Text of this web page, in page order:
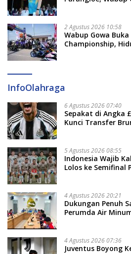
2 Agustus 2026 10:58
Wabup Gowa
Championship,
InfoOlahraga
6 Agustus 2026 07:40
Sepakat di Angka
Kunci Transfer
5 Agustus 2026 08:55
Indonesia Wajib
Lolos ke Semifinal
4 Agustus 2026 20:21
Dukungan Penuh
Perumda Air
4 Agustus 2026 07:36
Juventus Boyong